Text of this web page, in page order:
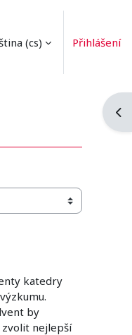
‎(cs)‎ Přihlášení
katedry
by
zvolit nejlepší